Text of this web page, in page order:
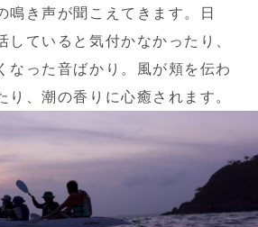
鳴き声が聞こえてきます。日
していると気付かなかったり、
なった音ばかり。風が頬を伝わ
り、潮の香りに心癒されます。